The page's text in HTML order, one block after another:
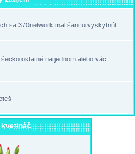
sa 370network mal šancu vyskytnúť
ostatné na jednom alebo vác